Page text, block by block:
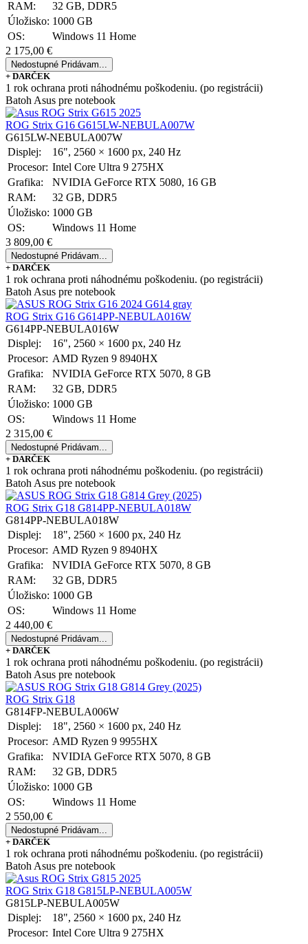
RAM:
32 GB, DDR5
Úložisko: 1000 GB
OS:
Windows 11 Home
2 175,00 €
Nedostupné Pridávam...
+ DARČEK
1 rok ochrana proti náhodnému poškodeniu. (po registrácii)
Batoh Asus pre notebook
ROG Strix G16 G615LW-NEBULA007W
G615LW-NEBULA007W
Displej:
16", 2560 × 1600 px, 240 Hz
Procesor: Intel Core Ultra 9 275HX
Grafika:
NVIDIA GeForce RTX 5080, 16 GB
RAM:
32 GB, DDR5
Úložisko: 1000 GB
OS:
Windows 11 Home
3 809,00 €
Nedostupné Pridávam...
+ DARČEK
1 rok ochrana proti náhodnému poškodeniu. (po registrácii)
Batoh Asus pre notebook
ROG Strix G16 G614PP-NEBULA016W
G614PP-NEBULA016W
Displej:
16", 2560 × 1600 px, 240 Hz
Procesor: AMD Ryzen 9 8940HX
Grafika:
NVIDIA GeForce RTX 5070, 8 GB
RAM:
32 GB, DDR5
Úložisko: 1000 GB
OS:
Windows 11 Home
2 315,00 €
Nedostupné Pridávam...
+ DARČEK
1 rok ochrana proti náhodnému poškodeniu. (po registrácii)
Batoh Asus pre notebook
ROG Strix G18 G814PP-NEBULA018W
G814PP-NEBULA018W
Displej:
18", 2560 × 1600 px, 240 Hz
Procesor: AMD Ryzen 9 8940HX
Grafika:
NVIDIA GeForce RTX 5070, 8 GB
RAM:
32 GB, DDR5
Úložisko: 1000 GB
OS:
Windows 11 Home
2 440,00 €
Nedostupné Pridávam...
+ DARČEK
1 rok ochrana proti náhodnému poškodeniu. (po registrácii)
Batoh Asus pre notebook
ROG Strix G18
G814FP-NEBULA006W
Displej:
18", 2560 × 1600 px, 240 Hz
Procesor: AMD Ryzen 9 9955HX
Grafika:
NVIDIA GeForce RTX 5070, 8 GB
RAM:
32 GB, DDR5
Úložisko: 1000 GB
OS:
Windows 11 Home
2 550,00 €
Nedostupné Pridávam...
+ DARČEK
1 rok ochrana proti náhodnému poškodeniu. (po registrácii)
Batoh Asus pre notebook
ROG Strix G18 G815LP-NEBULA005W
G815LP-NEBULA005W
Displej:
18", 2560 × 1600 px, 240 Hz
Procesor: Intel Core Ultra 9 275HX